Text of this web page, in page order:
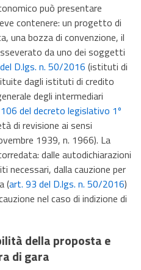
può presentare
contenere: un progetto di
una bozza di convenzione, il
da uno dei soggetti
D.lgs. n. 50/2016 (istituti di
dagli istituti di credito
degli intermediari
106 del decreto legislativo 1º
di revisione ai sensi
1939, n. 1966). La
dalle autodichiarazioni
necessari, dalla cauzione per
(art. 93 del D.lgs. n. 50/2016)
nel caso di indizione di
della propostae
di gara